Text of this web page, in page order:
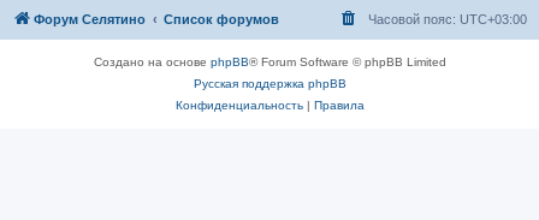
Форум Селятино Список форумов Часовой пояс: UTC+03:00
Создано на основе phpBB® Forum Software © phpBB Limited
Русская поддержка phpBB
Конфиденциальность| Правила